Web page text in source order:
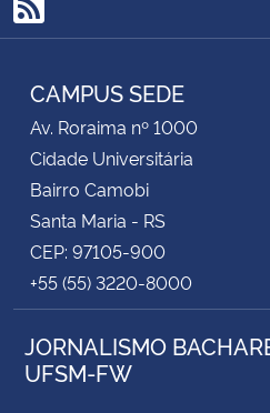
RSS
CAMPUS SEDE
Av. Roraima nº 1000
Cidade Universitária
Bairro Camobi
Santa Maria - RS
CEP: 97105-900
+55 (55) 3220-8000
JORNALISMO
UFSM-FW